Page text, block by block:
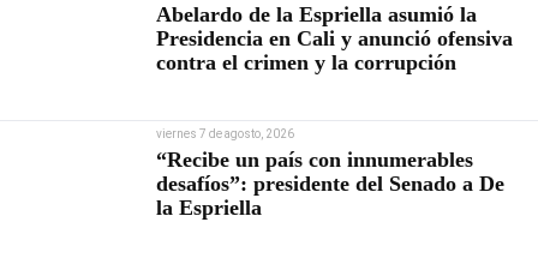
Abelardo de la Espriella asumió la
Presidencia en Cali y anunció ofensiva
contra el crimen y la corrupción
viernes 7 de agosto, 2026
“Recibe un país con innumerables
desafíos”: presidente del Senado a De
la Espriella